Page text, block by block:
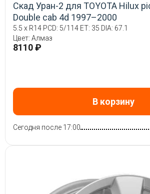
Скад Уран-2 для TOYOTA Hilux
Double cab 4d 1997–2000
5.5 x R14 PCD: 5/114 ET: 35 DIA: 67.1
Цвет: Алмаз
8110 ₽
В корзину
Сегодня после 17:00